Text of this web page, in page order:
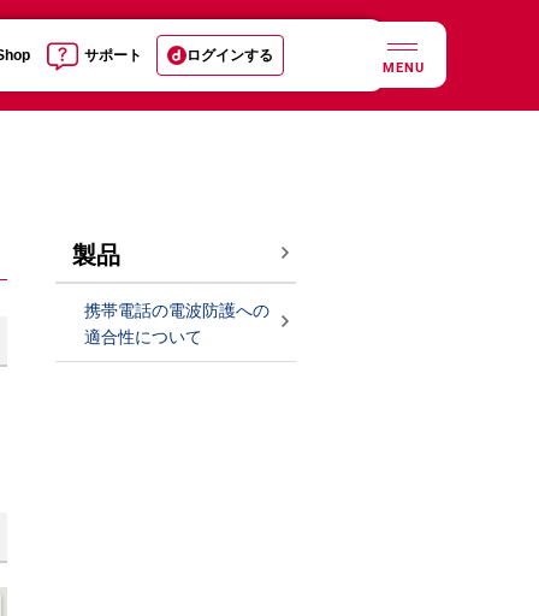
サポート ログインする
MENU
製品
携帯電話の電波防護への
適合性について